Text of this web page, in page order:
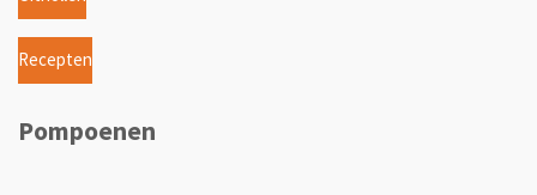
Recepten
Pompoenen